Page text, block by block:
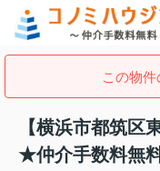
この物件
【横浜市都筑区
★仲介手数料無